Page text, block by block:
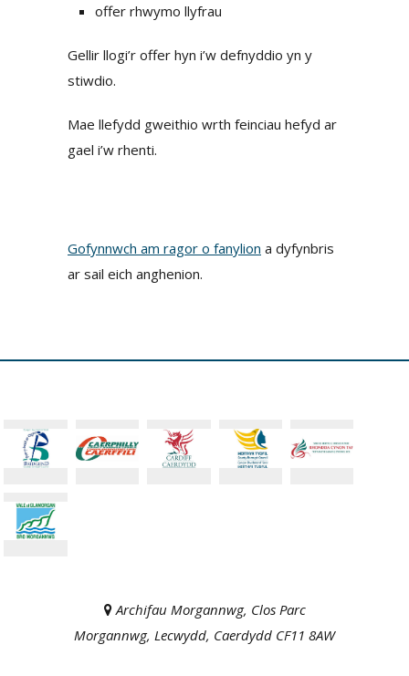
offer rhwymo llyfrau
Gellir llogi’r offer hyn i’w defnyddio yn y
stiwdio.
Mae llefydd gweithio wrth feinciau hefyd ar
gael i’w rhenti.
Gofynnwch am ragor o fanylion a dyfynbris
ar sail eich anghenion.
Archifau Morgannwg, Clos Parc
Morgannwg, Lecwydd, Caerdydd CF11 8AW